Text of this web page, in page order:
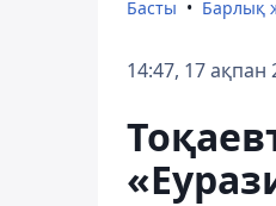
Басты Барлық
14:47, 17 ақпан